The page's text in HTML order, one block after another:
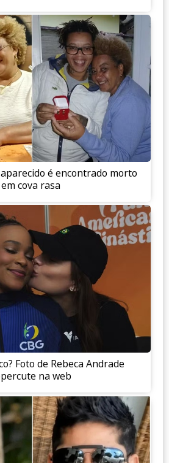
é encontrado morto
em cova rasa
Foto de Rebeca Andrade
na web